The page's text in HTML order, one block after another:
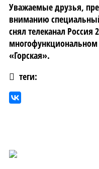
Уважаемые друзья,
вниманию
снял телеканал Россия
многофункциональном
«Горская».
теги: